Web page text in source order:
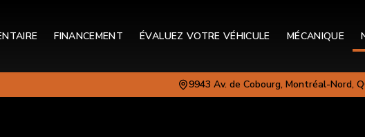
FINANCEMENT ÉVALUEZ VOTRE VÉHICULE MÉCANIQUE
9943 Av. de Cobourg, Montréal-Nord,